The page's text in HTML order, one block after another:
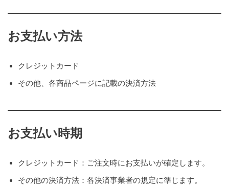
お支払い方法
クレジットカード
その他、各商品ページに記載の決済方法
お支払い時期
クレジットカード：ご注文時にお支払いが確定します。
その他の決済方法：各決済事業者の規定に準じます。